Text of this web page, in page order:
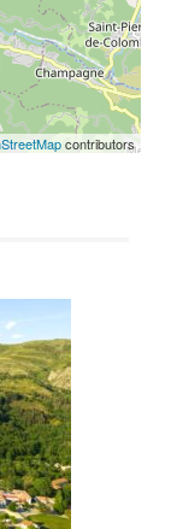
contributors